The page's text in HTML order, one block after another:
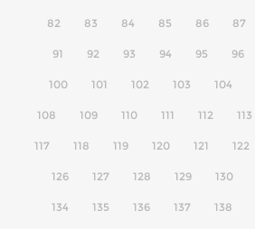
82 83 84 85 86 87
91 92 93 94 95 96
100 101 102 103 104
108 109 110 111 112 113
117 118 119 120 121 122
126 127 128 129 130
134 135 136 137 138